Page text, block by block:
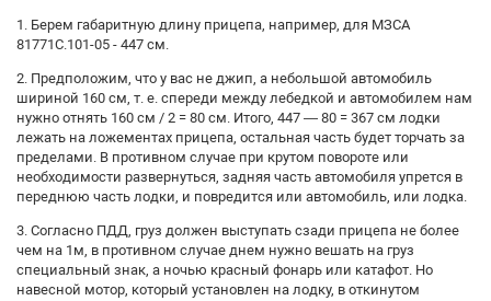
1. Берем габаритную длину прицепа, например, для МЗСА
81771С.101-05 - 447 см.
2. Предположим, что у вас не джип, а небольшой автомобиль
шириной 160 см, т. е. спереди между лебедкой и автомобилем нам
нужно отнять 160 см / 2 = 80 см. Итого, 447 — 80 = 367 см лодки
лежать на ложементах прицепа, остальная часть будет торчать за
пределами. В противном случае при крутом повороте или
необходимости развернуться, задняя часть автомобиля упрется в
переднюю часть лодки, и повредится или автомобиль, или лодка.
3. Согласно ПДД, груз должен выступать сзади прицепа не более
чем на 1м, в противном случае днем нужно вешать на груз
специальный знак, а ночью красный фонарь или катафот. Но
навесной мотор, который установлен на лодку, в откинутом